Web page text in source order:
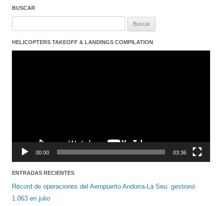
BUSCAR
HELICOPTERS TAKEOFF & LANDINGS COMPILATION
Reproductor
00:00 03:36
ENTRADAS RECIENTES
Récord de operaciones del Aeropuerto Andorra-La Seu: gestionó
1.063 en julio